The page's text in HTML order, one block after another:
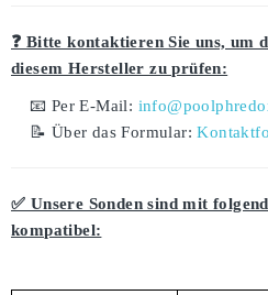
❓ Bitte kontaktieren Sie uns,
diesem Hersteller zu prüfen:
📧 Per E-Mail:
📝 Über das Formular:
✅ Unsere Sonden sind mit
kompatibel: